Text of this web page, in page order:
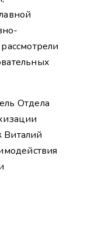
Отдела
Виталий